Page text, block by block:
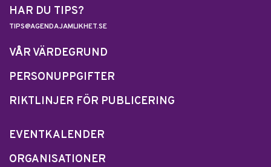
HAR DU TIPS?
TIPS@AGENDAJAMLIKHET.SE
VÅR VÄRDEGRUND
PERSONUPPGIFTER
RIKTLINJER FÖR PUBLICERING
EVENTKALENDER
ORGANISATIONER